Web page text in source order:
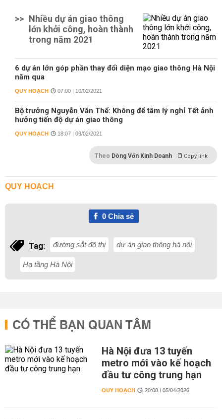
>> Nhiều dự án giao thông
lớn khởi công, hoàn thành
trong năm 2021
6 dự án lớn góp phần thay đổi diện mạo giao thông Hà Nội
năm qua
QUY HOẠCH 07:00 | 10/02/2021
Bộ trưởng Nguyễn Văn Thể: Không để tâm lý nghỉ Tết ảnh
hưởng tiến độ dự án giao thông
QUY HOẠCH 18:07 | 09/02/2021
Theo Dòng Vốn Kinh Doanh Copy link
QUY HOẠCH
0Chia sẻ
Tag: đường sắt đô thị dự án giao thông hà nội
Hạ tầng Hà Nội
CÓ THỂ BẠN QUAN TÂM
Hà Nội đưa 13 tuyến
metro mới vào kế hoạch
đầu tư công trung hạn
QUY HOẠCH 20:08 | 05/04/2026